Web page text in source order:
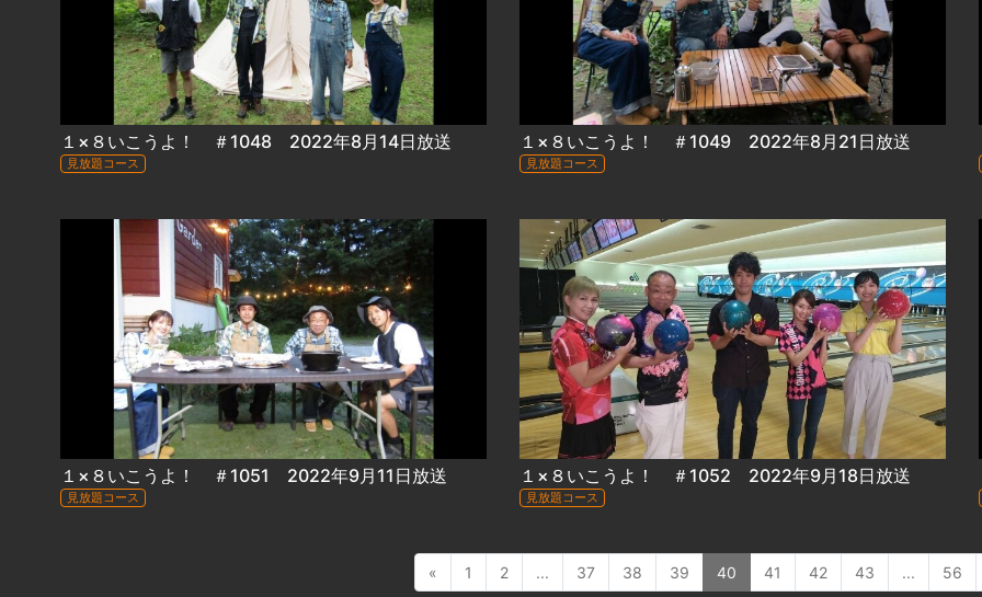
１×８いこうよ！ ＃1048 2022年8月14日放送
見放題コース
１×８いこうよ！ ＃1049 2022年8月21日放送
見放題コース
１×８いこうよ！ ＃1051 2022年9月11日放送
見放題コース
１×８いこうよ！ ＃1052 2022年9月18日放送
見放題コース
« 1 2 ... 37 38 39 40 41 42 43 ... 56